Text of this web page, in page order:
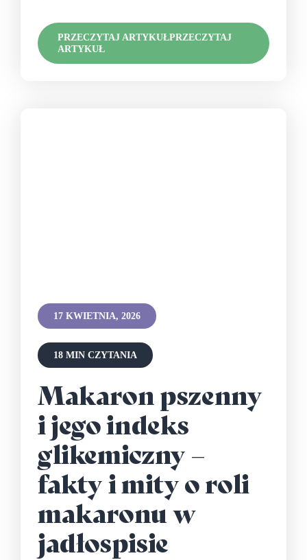
PRZECZYTAJ ARTYKUŁPRZECZYTAJ
ARTYKUŁ
17 KWIETNIA, 2026
18 MIN CZYTANIA
Makaron pszenny
i jego indeks
glikemiczny –
fakty i mity o roli
makaronu w
jadłospisie